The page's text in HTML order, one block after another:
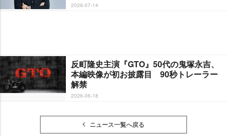
2026-07-14
反町隆史主演『GTO』50代の鬼塚永吉、
本編映像が初お披露目 90秒トレーラー
解禁
2026-06-18
ニュース一覧へ戻る